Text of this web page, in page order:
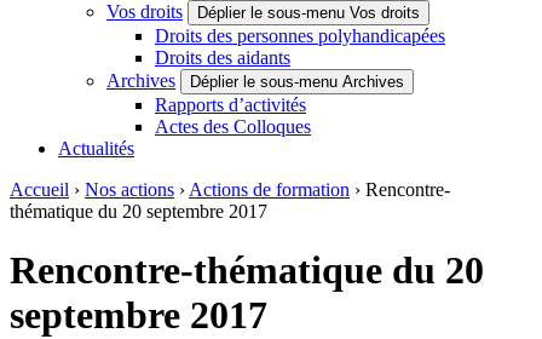
Vos droits
Déplier le sous-menu Vos droits
Droits des personnes polyhandicapées
Droits des aidants
Archives
Déplier le sous-menu Archives
Rapports d’activités
Actes des Colloques
Actualités
Accueil › Nos actions › Actions de formation › Rencontre-
thématique du 20 septembre 2017
Rencontre-thématique du 20
septembre 2017